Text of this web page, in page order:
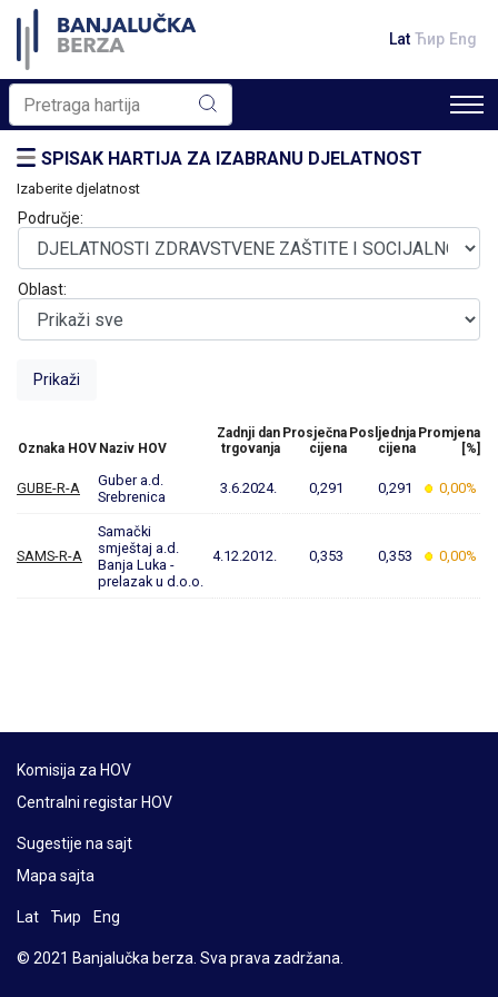
Lat Ћир Eng
SPISAK HARTIJA ZA IZABRANU DJELATNOST
Izaberite djelatnost
Područje:
Oblast:
Oznaka HOV Naziv HOV
Zadnji dan
trgovanja
Prosječna
cijena
Posljednja
cijena
Promjena
[%]
GUBE-R-A
Guber a.d.
Srebrenica
3.6.2024. 0,291 0,291 0,00%
SAMS-R-A
Samački
smještaj a.d.
Banja Luka -
prelazak u d.o.o.
4.12.2012. 0,353 0,353 0,00%
Komisija za HOV
Centralni registar HOV
Sugestije na sajt
Mapa sajta
Lat Ћир Eng
© 2021 Banjalučka berza. Sva prava zadržana.